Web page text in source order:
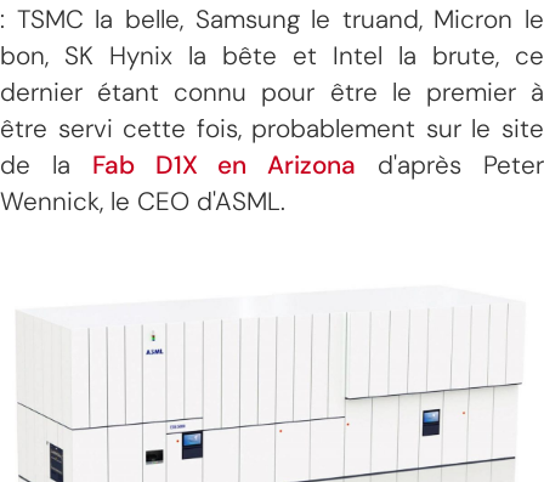
: TSMC la belle, Samsung le truand, Micron le
bon, SK Hynix la bête et Intel la brute, ce
dernier étant connu pour être le premier à
être servi cette fois, probablement sur le site
de la Fab D1X en Arizona d'après Peter
Wennick, le CEO d'ASML.